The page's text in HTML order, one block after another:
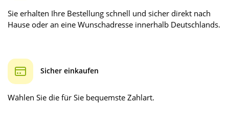
Sie erhalten Ihre Bestellung schnell und sicher direkt nach
Hause oder an eine Wunschadresse innerhalb Deutschlands.
Sicher einkaufen
Wählen Sie die für Sie bequemste Zahlart.